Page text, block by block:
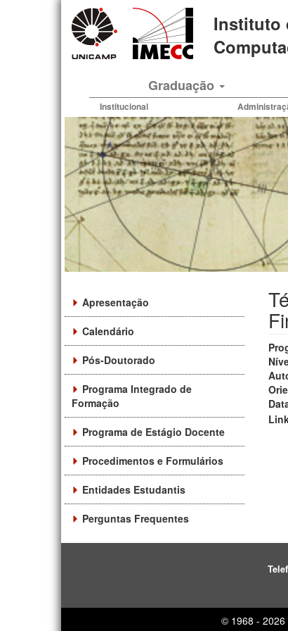
Instituto
Graduação
Institucional
Apresentação
Calendário
Pós-Doutorado
Programa Integrado de
Formação
Programa de Estágio Docente
Procedimentos e Formulários
Entidades Estudantis
Perguntas Frequentes
© 1968 - 2026